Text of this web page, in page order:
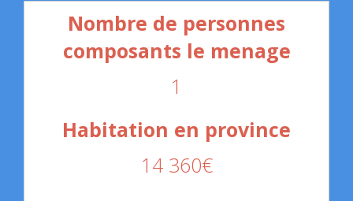
1
14 360€